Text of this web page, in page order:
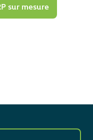
sur mesure